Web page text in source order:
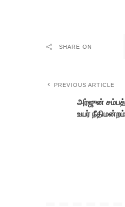
SHARE ON
PREVIOUS ARTICLE
அர்ஜுன்
உயர் நீதிமன்றம்